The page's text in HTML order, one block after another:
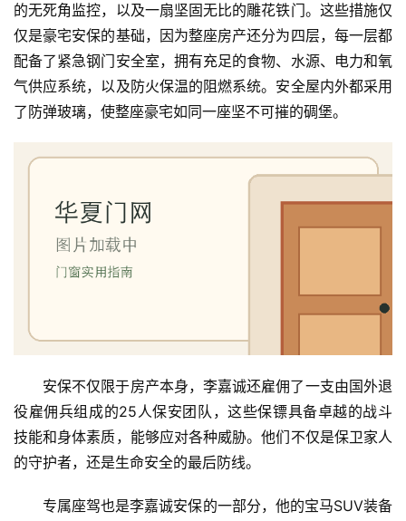
的无死角监控，以及一扇坚固无比的雕花铁门。这些措施仅
仅是豪宅安保的基础，因为整座房产还分为四层，每一层都
配备了紧急钢门安全室，拥有充足的食物、水源、电力和氧
气供应系统，以及防火保温的阻燃系统。安全屋内外都采用
了防弹玻璃，使整座豪宅如同一座坚不可摧的碉堡。
安保不仅限于房产本身，李嘉诚还雇佣了一支由国外退
役雇佣兵组成的25人保安团队，这些保镖具备卓越的战斗
技能和身体素质，能够应对各种威胁。他们不仅是保卫家人
的守护者，还是生命安全的最后防线。
专属座驾也是李嘉诚安保的一部分，他的宝马SUV装备